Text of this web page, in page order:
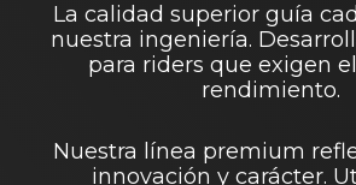
La calidad superior guía
nuestra ingeniería.
para riders que exigen
rendimiento.
Nuestra línea premium
innovación y carácter.